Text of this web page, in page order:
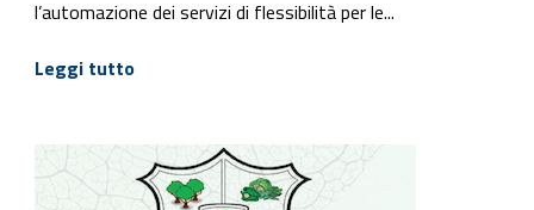
l’automazione dei servizi di flessibilità per le...
Leggi tutto